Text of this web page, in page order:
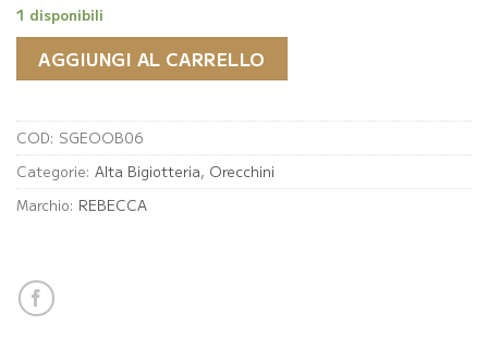
1 disponibili
AGGIUNGI AL CARRELLO
COD: SGEOOB06
Categorie: Alta Bigiotteria, Orecchini
Marchio: REBECCA